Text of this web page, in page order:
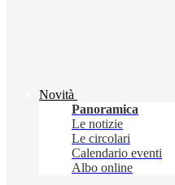
Novità
Panoramica
Le notizie
Le circolari
Calendario eventi
Albo online